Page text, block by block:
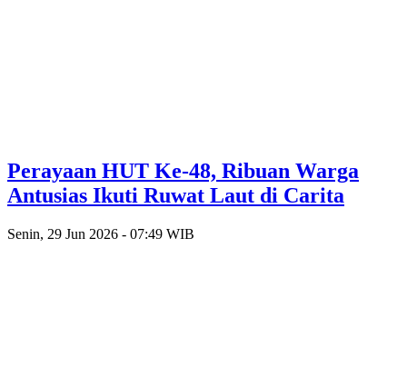
Perayaan HUT Ke-48, Ribuan Warga
Antusias Ikuti Ruwat Laut di Carita
Senin, 29 Jun 2026 - 07:49 WIB